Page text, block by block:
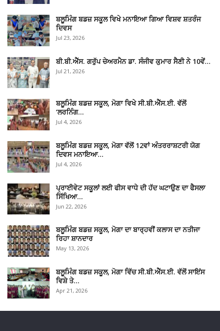
ਬਲੂਮਿੰਗ ਬਡਜ਼ ਸਕੂਲ ਵਿਖੇ ਮਨਾਇਆ ਗਿਆ ਵਿਸ਼ਵ ਸ਼ਤਰੰਜ
ਦਿਵਸ
Jul 23, 2026
ਬੀ.ਬੀ.ਐੱਸ. ਗਰੁੱਪ ਚੇਅਰਮੈਨ ਡਾ. ਸੰਜੀਵ ਕੁਮਾਰ ਸੈਣੀ ਨੇ 10ਵੇਂ…
Jul 21, 2026
ਬਲੂਮਿੰਗ ਬਡਜ਼ ਸਕੂਲ, ਮੋਗਾ ਵਿਖੇ ਸੀ.ਬੀ.ਐੱਸ.ਈ. ਵੱਲੋਂ
‘ਲਰਨਿੰਗ…
Jul 4, 2026
ਬਲੂਮਿੰਗ ਬਡਜ਼ ਸਕੂਲ, ਮੋਗਾ ਵੱਲੋਂ 12ਵਾਂ ਅੰਤਰਰਾਸ਼ਟਰੀ ਯੋਗ
ਦਿਵਸ ਮਨਾਇਆ…
Jul 4, 2026
ਪ੍ਰਾਈਵੇਟ ਸਕੂਲਾਂ ਲਈ ਫੀਸ ਵਾਧੇ ਦੀ ਹੱਦ ਘਟਾਉਣ ਦਾ ਫੈਸਲਾ
ਸਿੱਖਿਆ…
Jun 22, 2026
ਬਲੂਮਿੰਗ ਬਡਜ਼ ਸਕੂਲ, ਮੋਗਾ ਦਾ ਬਾਰ੍ਹਵੀਂ ਕਲਾਸ ਦਾ ਨਤੀਜਾ
ਰਿਹਾ ਸ਼ਾਨਦਾਰ
May 13, 2026
ਬਲੂਮਿੰਗ ਬਡਜ਼ ਸਕੂਲ, ਮੋਗਾ ਵਿੱਚ ਸੀ.ਬੀ.ਐੱਸ.ਈ. ਵੱਲੋਂ ਸਾਇਂਸ
ਵਿਸ਼ੇ ਤੇ…
Apr 21, 2026